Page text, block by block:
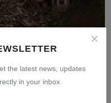
the latest news, updates
in your inbox